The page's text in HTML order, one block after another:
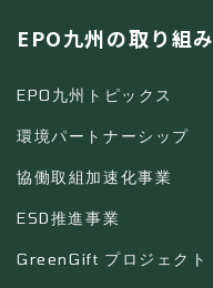
EPO九州の取り組み
EPO九州トピックス
環境パートナーシップ
協働取組加速化事業
ESD推進事業
GreenGift プロジェクト